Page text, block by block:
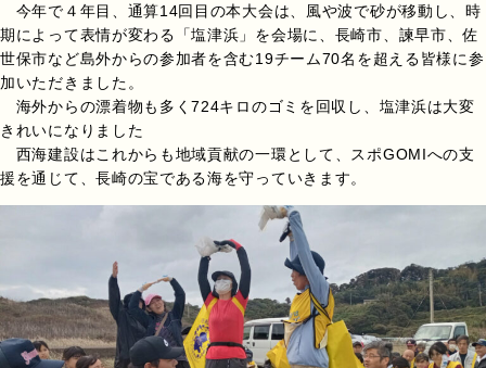
今年で４年目、通算14回目の本大会は、風や波で砂が移動し、時
期によって表情が変わる「塩津浜」を会場に、長崎市、諫早市、佐
世保市など島外からの参加者を含む19チーム70名を超える皆様に参
加いただきました。
海外からの漂着物も多く724キロのゴミを回収し、塩津浜は大変
きれいになりました
西海建設はこれからも地域貢献の一環として、スポGOMIへの支
援を通じて、長崎の宝である海を守っていきます。